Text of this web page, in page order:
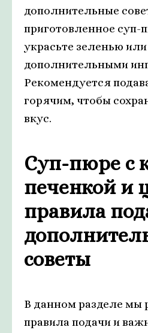
дополнительные
приготовленное суп-
украсьте зеленью
дополнительными
Рекомендуется
горячим, чтобы
вкус.
Суп-пюре с
печенкой и
правила
советы
В данном разделе мы
правила подачи и